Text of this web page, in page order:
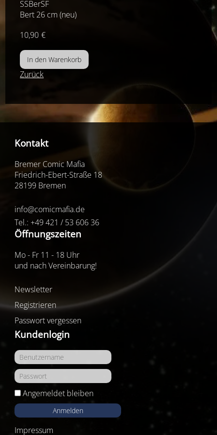
SSBerSF
Bert 26 cm (neu)
10,90 €
Zurück
Kontakt
Bremer Comic Mafia
Friedrich-Ebert-Straße 18
28199 Bremen
info@comicmafia.de
Tel.: +49 421 / 53 606 36
Öffnungszeiten
Mo - Fr 11 - 18 Uhr
und nach Vereinbarung!
Newsletter
Registrieren
Passwort vergessen
Kundenlogin
Angemeldet bleiben
Anmelden
Impressum